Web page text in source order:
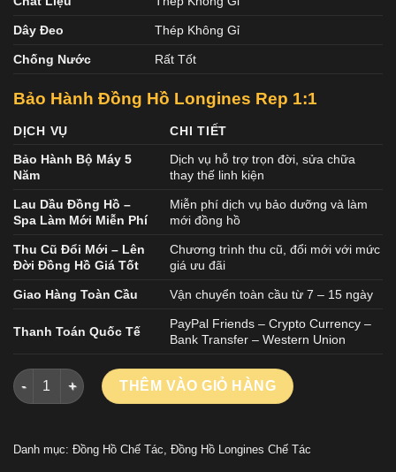
Dây Đeo Thép Không Gỉ
Chống Nước Rất Tốt
Bảo Hành Đồng Hồ Longines Rep 1:1
DỊCH VỤ
CHI TIẾT
Bảo Hành Bộ Máy 5
Năm
Dịch vụ hỗ trợ trọn đời, sửa chữa
thay thế linh kiện
Lau Dầu Đồng Hồ –
Spa Làm Mới Miễn Phí
Miễn phí dịch vụ bảo dưỡng và làm
mới đồng hồ
Thu Cũ Đổi Mới – Lên
Đời Đồng Hồ Giá Tốt
Chương trình thu cũ, đổi mới với mức
giá ưu đãi
Giao Hàng Toàn Cầu Vận chuyển toàn cầu từ 7 – 15 ngày
Thanh Toán Quốc Tế
PayPal Friends – Crypto Currency –
Bank Transfer – Western Union
ĐỒNG HỒ LONGINES CONQUEST HERITAGE REPLICA DEMI
THÊM VÀO GIỎ HÀNG
Danh mục: Đồng Hồ Chế Tác Đồng Hồ Longines Chế Tác